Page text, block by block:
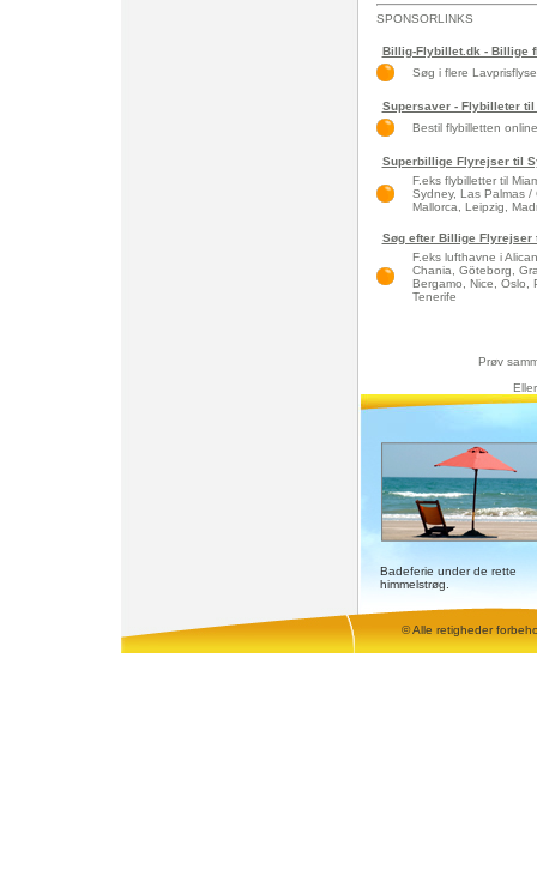
SPONSORLINKS
Billig-Flybillet.dk - Billige
Søg i flere
Supersaver - Flybilleter
Bestil flybilletten
Superbillige Flyrejser til
F.eks flybilletter til
Sydney, Las Palmas /
Mallorca, Leipzig,
Søg efter Billige Flyrejser
F.eks lufthavne i
Chania, Göteborg,
Bergamo, Nice, Oslo,
Tenerife
Prøv
Badeferie under de rette
himmelstrøg.
© Alle retigheder